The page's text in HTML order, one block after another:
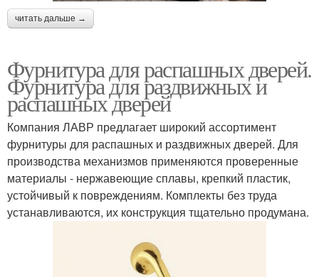
читать дальше →
Фурнитура для распашных дверей.
Фурнитура для раздвижных и
распашных дверей
Компания ЛАВР предлагает широкий ассортимент
фурнитуры для распашных и раздвижных дверей. Для
производства механизмов применяются проверенные
материалы - нержавеющие сплавы, крепкий пластик,
устойчивый к повреждениям. Комплекты без труда
устанавливаются, их конструкция тщательно продумана.